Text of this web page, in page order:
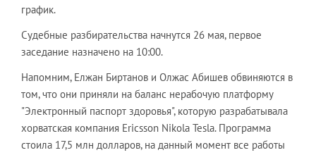
график.
Судебные разбирательства начнутся 26 мая, первое
заседание назначено на 10:00.
Напомним, Елжан Биртанов и Олжас Абишев обвиняются в
том, что они приняли на баланс нерабочую платформу
"Электронный паспорт здоровья", которую разрабатывала
хорватская компания Ericsson Nikola Tesla. Программа
стоила 17,5 млн долларов, на данный момент все работы